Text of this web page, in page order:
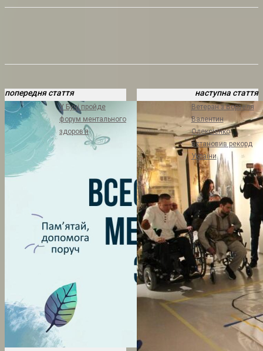
попередня стаття
У Бучі пройде
форум ментального
здоров’я
наступна стаття
Ветеран з Ворзеля
Валентин
Олексієнко
встановив рекорд
України